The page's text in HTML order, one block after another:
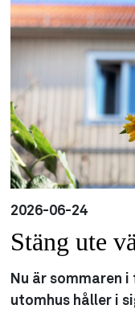
2026-06-24
Stäng ute
Nu är sommaren
utomhus håller i